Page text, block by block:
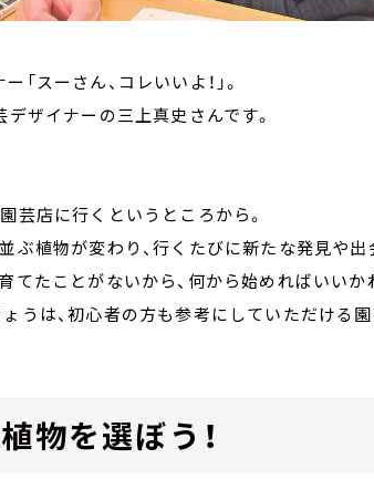
スーさん、コレいいよ！」。
デザイナーの三上真史さんです。
芸店に行くというところから。
ぶ植物が変わり、行くたびに新たな発見や
てたことがないから、何から始めればいい
うは、初心者の方も参考にしていただける
物を選ぼう！